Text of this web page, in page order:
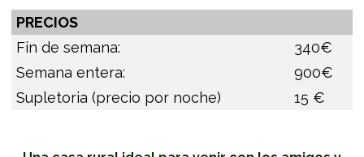
PRECIOS
Fin de semana:
340€
Semana entera:
900€
Supletoria (precio por noche)
15 €